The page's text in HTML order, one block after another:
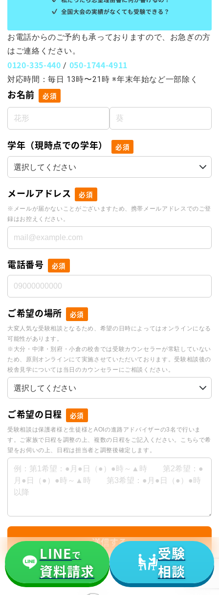
LINEで
資料請求
受験
相談
お電話からのご予約も承っておりますので、お急ぎの方
はご連絡ください。
0120-335-440 / 050-1744-4911
対応時間：毎日 13時〜21時 ※年末年始など一部除く
お名前 必須
学年（現時点での学年） 必須
メールアドレス 必須
※メールが届かないことがございますため、携帯メールアドレスでのご登
録はお控えください。
電話番号 必須
ご希望の場所 必須
大変人気な受験相談となるため、希望の日時によってはオンラインになる
可能性があります。
※大分・中津・別府・小倉の校舎では受験カウンセラーが常駐していない
ため、原則オンラインにて実施させていただいております。受験相談後の
校舎見学については当日のカウンセラーにご相談ください。
ご希望の日程 必須
受験相談は保護者様と生徒様とAOIの進路アドバイザーの3名で行いま
す。ご家族で日程を調整の上、複数の日程をご記入ください。こちらで希
望をお伺いの上、日程は担当者と調整後確定します。
I
f
o
送信する